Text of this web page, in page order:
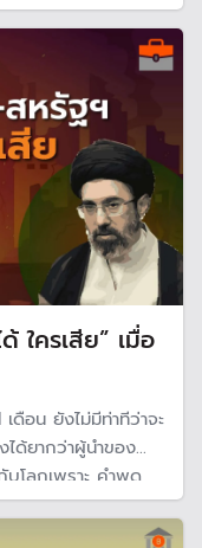
าชน
ใครเสีย” เมื่อ
ดือน ยังไม่มีท่าทีว่าจะ
ได้ยากว่าผู้นำของ
โลกเพราะ คำพูด
ว่าอะไรคือความจริง
ณ์ที่เกิดขึ้นในอิหร่าน